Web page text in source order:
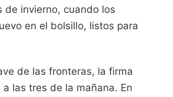
de invierno, cuando los
en el bolsillo, listos para
de las fronteras, la firma
las tres de la mañana. En